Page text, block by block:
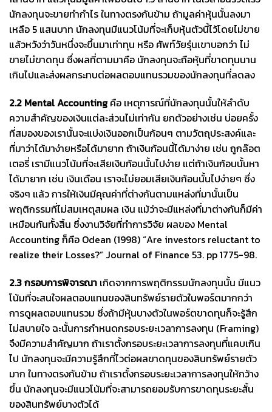
นักลงทุนจะขายทำกำไร ในทางตรงกันข้าม ถ้ามูลค่าหุ้นนั้นลงมา
เหลือ 5 แสนบาท นักลงทุนมีแนวโน้มที่จะเก็บหุ้นตัวนี้ไว้โดยไม่ขาย
แล้วหวังว่าวันหนึ่งจะขึ้นมาเท่าทุน หรือ ศัพท์วัยรุ่นเขาบอกว่า ไม่
ขายไม่ขาดทุน ซึ่งผลที่ตามมาคือ นักลงทุนจะถือหุ้นที่ขาดทุนนาน
เกินไปและส่งผลกระทบต่อผลตอบแทนรวมของนักลงทุนที่ลดลง
2.2 Mental Accountingคือ เหตุการณ์ที่นักลงทุนนั้นให้ลำดับ
ความสำคัญของเงินแต่ละส่วนไม่เท่ากัน ยกตัวอย่างเช่น บ่อยครั้ง
ที่สมองของเรานั้นจะแบ่งเงินออกเป็นก้อนๆ ตามวัตถุประสงค์และ
ที่มาว่าได้มาง่ายหรือได้มายาก ถ้าเงินก้อนนี้ได้มาง่าย เช่น ถูกล๊อต
เตอรี่ เรามีแนวโน้มที่จะเสียเงินก้อนนั้นไปง่าย แต่ถ้าเงินก้อนนั้นหา
ได้มายาก เช่น เงินเดือน เราจะไม่ยอมเสียเงินก้อนนั้นไปง่ายๆ ซึ่ง
จริงๆ แล้ว การให้เงินมีคุณค่าที่ต่างกันตามแหล่งที่มานั้นเป็น
พฤติกรรมที่ไม่สมเหตุสมผล เงิน แม้ว่าจะมีแหล่งที่มาต่างกันก็มีค่า
เหมือนกันทั้งสิ้น ซึ่งงานวิจัยที่ทำการวิจัย ผลของ Mental
Accounting ก็คือ Odean (1998) “Are investors reluctant to
realize their Losses?” Journal of Finance 53. pp 1775-98.
2.3 กรอบการพิจารณา เกิดจากการพฤติกรรมนักลงทุนนั้น มีแนว
โน้มที่จะสนใจผลตอบแทนของสินทรัพย์รายตัวในพอร์ตมากกว่า
การดูผลตอบแทนรวม ซึ่งถ้ามีหุ้นบางตัวในพอร์ตขาดทุนก็จะรู้สึก
ไม่สบายใจ ฉะนั้นการกำหนดกรอบระยะเวลาการลงทุน (Framing)
จึงมีความสำคัญมาก ถ้าเราตั้งกรอบระยะเวลาการลงทุนที่แคบเกิน
ไป นักลงทุนจะมีความรู้สึกที่ไวต่อผลขาดทุนของสินทรัพย์รายตัว
มาก ในทางตรงกันข้าม ถ้าเราตั้งกรอบระยะเวลาการลงทุนให้กว้าง
ขึ้น นักลงทุนจะมีแนวโน้มที่จะสามารถยอมรับการขาดทุนระยะสั้น
ของสินทรัพย์บางตัวได้